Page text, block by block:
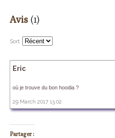
Avis (1)
Sort
Eric
où je trouve du bon hoodia ?
29 March 2017 13.02
Partager :